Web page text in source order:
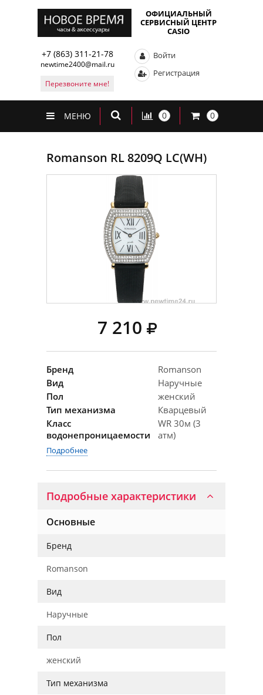
ОФИЦИАЛЬНЫЙ
СЕРВИСНЫЙ ЦЕНТР
CASIO
+7 (863) 311-21-78
newtime2400@mail.ru
Перезвоните мне!
Войти
Регистрация
МЕНЮ 0 0
Romanson RL 8209Q LC(WH)
7 210
Бренд
Romanson
Вид
Наручные
Пол
женский
Тип механизма
Кварцевый
Класс
водонепроницаемости
WR 30м (3
атм)
Подробнее
Подробные характеристики
Основные
Бренд
Romanson
Вид
Наручные
Пол
женский
Тип механизма